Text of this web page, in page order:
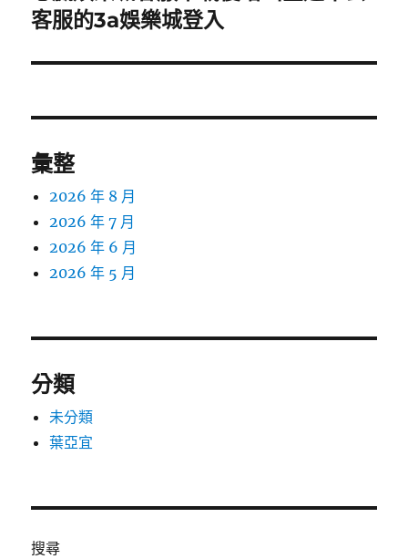
一
文
客服的3a娛樂城登入
彙整
2026 年 8 月
2026 年 7 月
2026 年 6 月
2026 年 5 月
分類
未分類
葉亞宜
搜尋